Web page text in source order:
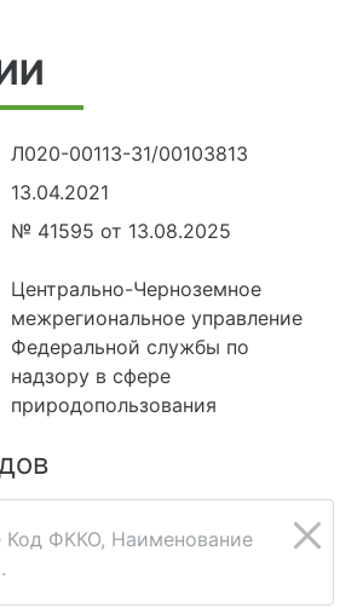
Л020-00113-31/00103813
13.04.2021
№ 41595 от 13.08.2025
Центрально-Черноземное
межрегиональное управление
Федеральной службы по
надзору в сфере
природопользования
Код ФККО, Наименование